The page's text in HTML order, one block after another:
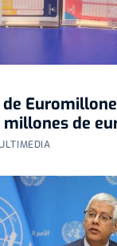
millones de